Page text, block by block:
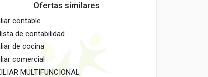
Ofertas similares
contable
de contabilidad
de cocina
comercial
MULTIFUNCIONAL